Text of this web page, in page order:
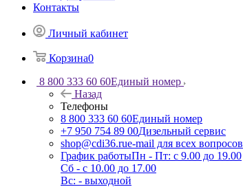
Контакты
Личный кабинет
Корзина0
8 800 333 60 60Единый номер
Назад
Телефоны
8 800 333 60 60Единый номер
+7 950 754 89 00Дизельный сервис
shop@cdi36.rue-mail для всех вопросов
График работыПн - Пт: с 9.00 до 19.00
Сб - с 10.00 до 17.00
Вс: - выходной